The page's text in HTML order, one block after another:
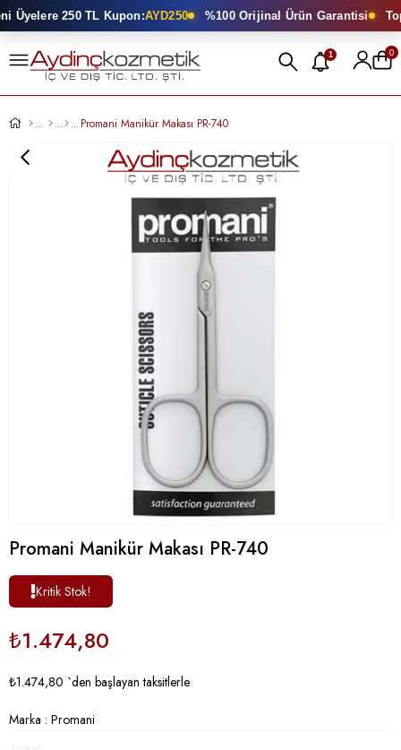
Üyelere 250 TL Kupon:AYD250 %100 Orijinal Ürün Garantisi
1 0
Promani Manikür Makası PR-740
Promani Manikür Makası PR-740
Kritik Stok!
₺1.474,80
₺1.474,80 `den başlayan taksitlerle
Marka : Promani